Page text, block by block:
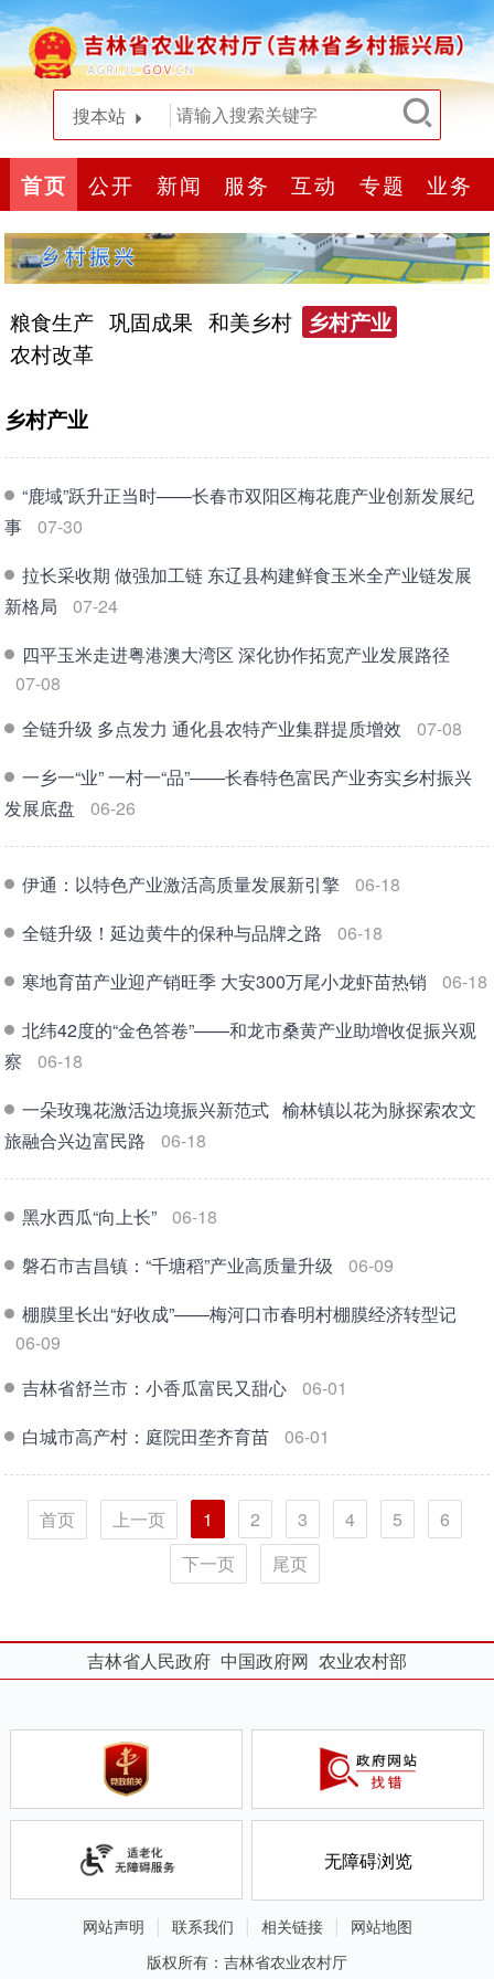
搜本站
首页 公开 新闻 服务 互动 专题 业务
粮食生产 巩固成果 和美乡村 乡村产业
农村改革
乡村产业
“鹿域”跃升正当时——长春市双阳区梅花鹿产业创新发展纪
事
07-30
拉长采收期 做强加工链 东辽县构建鲜食玉米全产业链发展
新格局
07-24
四平玉米走进粤港澳大湾区 深化协作拓宽产业发展路径
07-08
全链升级 多点发力 通化县农特产业集群提质增效
07-08
一乡一“业” 一村一“品”——长春特色富民产业夯实乡村振兴
发展底盘
06-26
伊通：以特色产业激活高质量发展新引擎
06-18
全链升级！延边黄牛的保种与品牌之路
06-18
寒地育苗产业迎产销旺季 大安300万尾小龙虾苗热销
06-18
北纬42度的“金色答卷”——和龙市桑黄产业助增收促振兴观
察
06-18
一朵玫瑰花激活边境振兴新范式 榆林镇以花为脉探索农文
旅融合兴边富民路
06-18
黑水西瓜“向上长”
06-18
磐石市吉昌镇：“千塘稻”产业高质量升级
06-09
棚膜里长出“好收成”——梅河口市春明村棚膜经济转型记
06-09
吉林省舒兰市：小香瓜富民又甜心
06-01
白城市高产村：庭院田垄齐育苗
06-01
首页 上一页 1 2 3 4 5
6
下一页
尾页
吉林省人民政府 中国政府网 农业农村部
无障碍浏览
网站声明 联系我们 相关链接
网站地图
版权所有：吉林省农业农村厅